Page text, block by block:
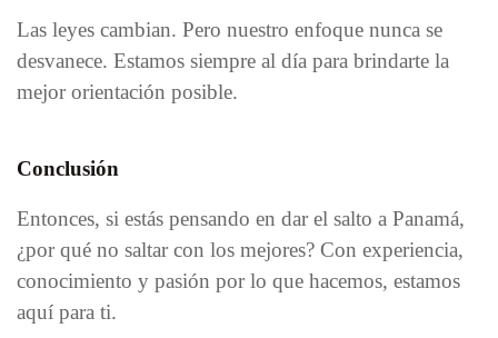
Las leyes cambian. Pero nuestro enfoque nunca se
desvanece. Estamos siempre al día para brindarte la
mejor orientación posible.
Conclusión
Entonces, si estás pensando en dar el salto a Panamá,
¿por qué no saltar con los mejores? Con experiencia,
conocimiento y pasión por lo que hacemos, estamos
aquí para ti.